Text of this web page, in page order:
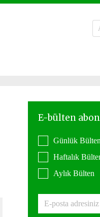
Günlük Bülten
Haftalık
Aylık Bülten